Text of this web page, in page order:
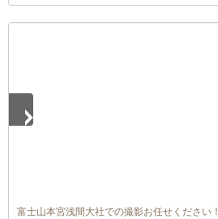
富士山本宮浅間大社での撮影お任せください！